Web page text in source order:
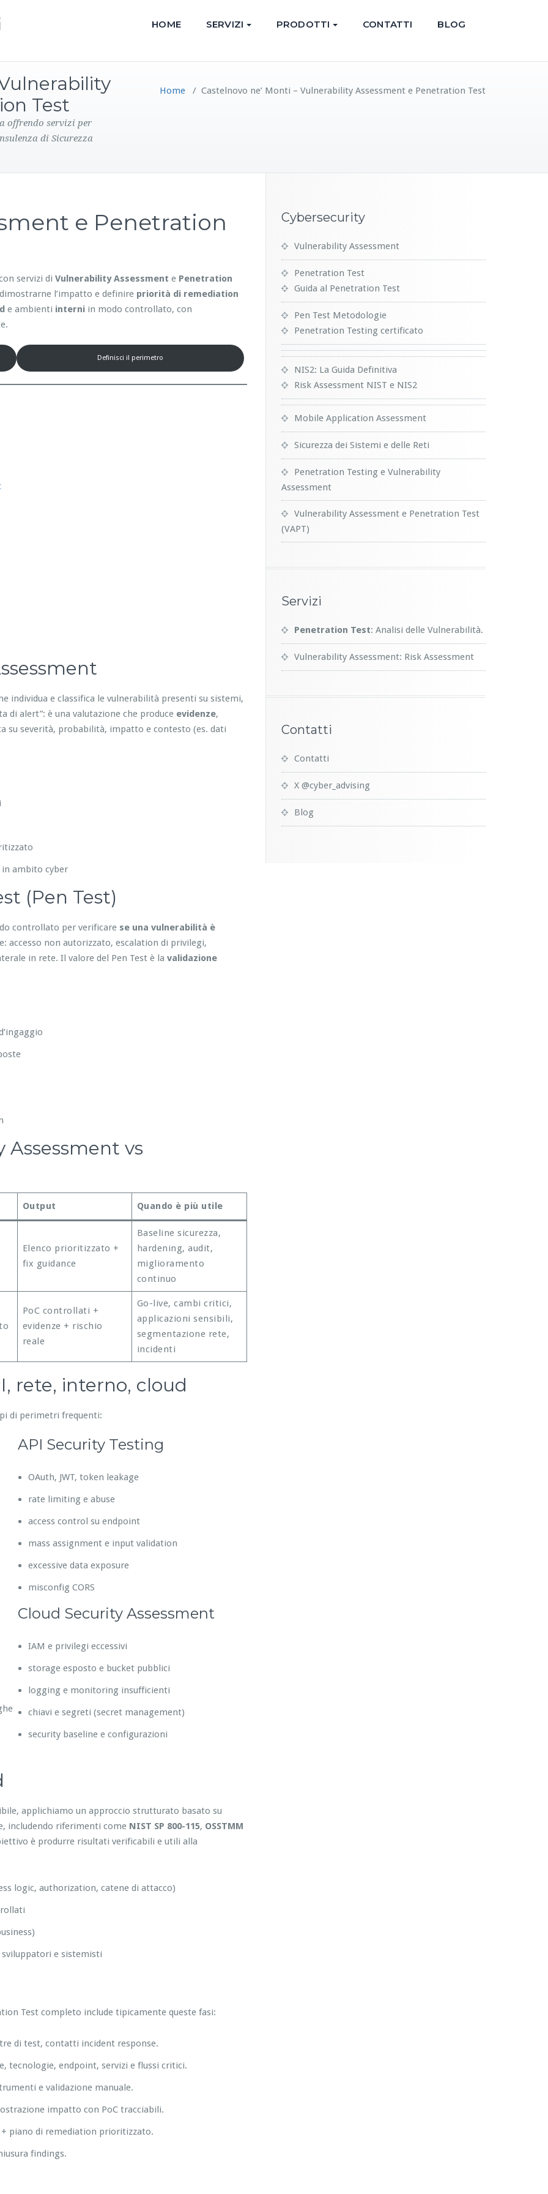
HOME SERVIZI PRODOTTI CONTATTI BLOG
Test
offrendo servizi per
di Sicurezza
Home / Castelnovo ne’ Monti – Vulnerability Assessment e Penetration Test
e Penetration
servizi di Vulnerability Assessment e Penetration
l’impatto e definire priorità di remediation
e ambienti interni in modo controllato, con
Definisci il perimetro
individua e classifica le vulnerabilità presenti su sistemi,
di alert”: è una valutazione che produce evidenze,
su severità, probabilità, impatto e contesto (es. dati
ambito cyber
(Pen Test)
controllato per verificare se una vulnerabilità è
accesso non autorizzato, escalation di privilegi,
in rete. Il valore del Pen Test è la validazione
vs
Output Quando è più utile
Elenco prioritizzato +
fix guidance
Baseline sicurezza,
hardening, audit,
miglioramento
continuo
PoC controllati +
evidenze + rischio
reale
Go-live, cambi critici,
applicazioni sensibili,
segmentazione rete,
incidenti
rete, interno, cloud
di perimetri frequenti:
API Security Testing
OAuth, JWT, token leakage
rate limiting e abuse
access control su endpoint
mass assignment e input validation
excessive data exposure
misconfig CORS
Cloud Security Assessment
IAM e privilegi eccessivi
storage esposto e bucket pubblici
logging e monitoring insufficienti
chiavi e segreti (secret management)
security baseline e configurazioni
applichiamo un approccio strutturato basato su
includendo riferimenti come NIST SP 800-115, OSSTMM
è produrre risultati verificabili e utili alla
logic, authorization, catene di attacco)
e sistemisti
Test completo include tipicamente queste fasi:
di test, contatti incident response.
tecnologie, endpoint, servizi e flussi critici.
e validazione manuale.
impatto con PoC tracciabili.
piano di remediation prioritizzato.
findings.
Cybersecurity
Vulnerability Assessment
Penetration Test
Guida al Penetration Test
Pen Test Metodologie
Penetration Testing certificato
NIS2: La Guida Definitiva
Risk Assessment NIST e NIS2
Mobile Application Assessment
Sicurezza dei Sistemi e delle Reti
Penetration Testing e Vulnerability
Assessment
Vulnerability Assessment e Penetration Test
(VAPT)
Servizi
Penetration Test: Analisi delle Vulnerabilità.
Vulnerability Assessment: Risk Assessment
Contatti
Contatti
X @cyber_advising
Blog